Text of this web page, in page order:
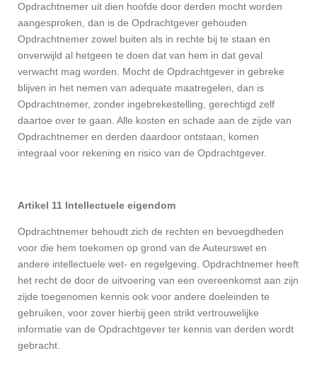
Opdrachtnemer uit dien hoofde door derden mocht worden
aangesproken, dan is de Opdrachtgever gehouden
Opdrachtnemer zowel buiten als in rechte bij te staan en
onverwijld al hetgeen te doen dat van hem in dat geval
verwacht mag worden. Mocht de Opdrachtgever in gebreke
blijven in het nemen van adequate maatregelen, dan is
Opdrachtnemer, zonder ingebrekestelling, gerechtigd zelf
daartoe over te gaan. Alle kosten en schade aan de zijde van
Opdrachtnemer en derden daardoor ontstaan, komen
integraal voor rekening en risico van de Opdrachtgever.
Artikel 11 Intellectuele eigendom
Opdrachtnemer behoudt zich de rechten en bevoegdheden
voor die hem toekomen op grond van de Auteurswet en
andere intellectuele wet- en regelgeving. Opdrachtnemer heeft
het recht de door de uitvoering van een overeenkomst aan zijn
zijde toegenomen kennis ook voor andere doeleinden te
gebruiken, voor zover hierbij geen strikt vertrouwelijke
informatie van de Opdrachtgever ter kennis van derden wordt
gebracht.